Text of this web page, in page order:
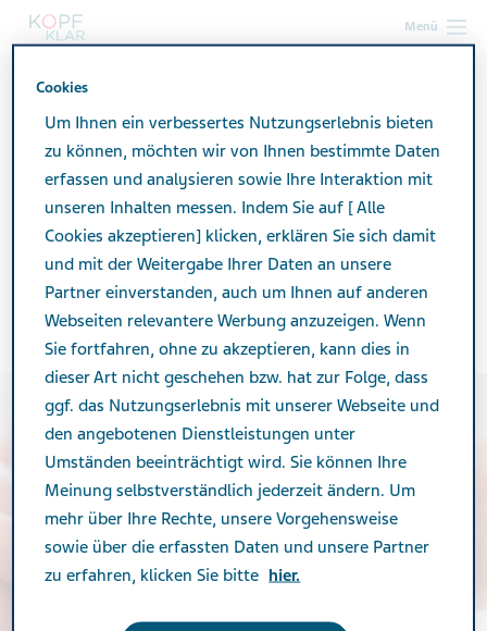
Menü
kopf-klar.at
Kinderwunsch und Familienplanung mit Migräne
Kinderwunsch und
Familienplanung mit
Migräne
Cookies
Um Ihnen ein verbessertes Nutzungserlebnis bieten
zu können, möchten wir von Ihnen bestimmte Daten
erfassen und analysieren sowie Ihre Interaktion mit
unseren Inhalten messen. Indem Sie auf [ Alle
Cookies akzeptieren] klicken, erklären Sie sich damit
und mit der Weitergabe Ihrer Daten an unsere
Partner einverstanden, auch um Ihnen auf anderen
Webseiten relevantere Werbung anzuzeigen. Wenn
Sie fortfahren, ohne zu akzeptieren, kann dies in
dieser Art nicht geschehen bzw. hat zur Folge, dass
ggf. das Nutzungserlebnis mit unserer Webseite und
den angebotenen Dienstleistungen unter
Umständen beeinträchtigt wird. Sie können Ihre
Meinung selbstverständlich jederzeit ändern. Um
mehr über Ihre Rechte, unsere Vorgehensweise
sowie über die erfassten Daten und unsere Partner
zu erfahren, klicken Sie bitte hier.